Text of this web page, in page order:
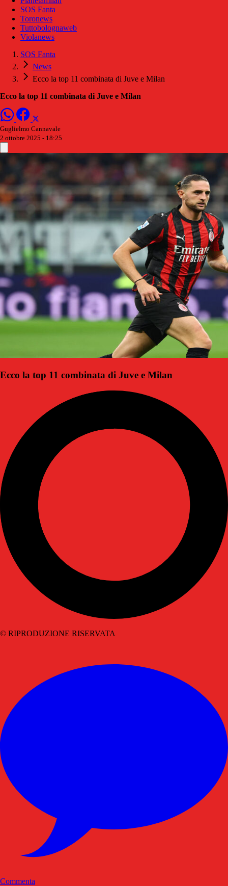
SOS Fanta
Toronews
Tuttobolognaweb
Violanews
SOS Fanta
News
Ecco la top 11 combinata di Juve e Milan
Ecco la top 11 combinata di Juve e Milan
Guglielmo Cannavale
2 ottobre 2025 - 18:25
Ecco la top 11 combinata di Juve e Milan
© RIPRODUZIONE RISERVATA
Commenta